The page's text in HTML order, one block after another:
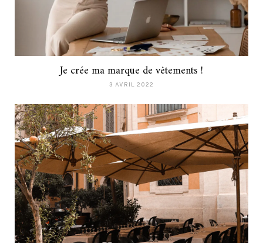
Je crée ma marque de vêtements !
3 AVRIL 2022